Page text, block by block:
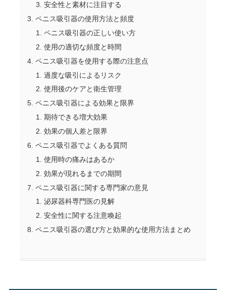
安全性と素材に注目する
ペニス吸引器の使用方法と頻度
ペニス吸引器の正しい使い方
使用の適切な頻度と時間
ペニス吸引器を使用する際の注意点
過度な吸引によるリスク
使用後のケアと衛生管理
ペニス吸引器による効果と限界
期待できる増大効果
効果の個人差と限界
ペニス吸引器でよくある質問
使用時の痛みはあるか
効果が現れるまでの期間
ペニス吸引器に関する専門家の意見
泌尿器科専門医の見解
安全性に関する注意喚起
ペニス吸引器の選び方と効果的な使用方法まとめ